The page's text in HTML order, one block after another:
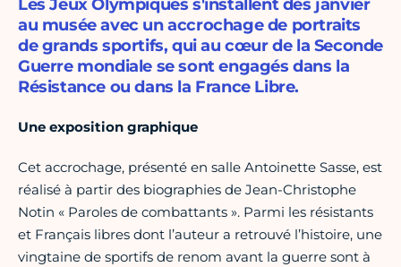
Les Jeux Olympiques s'installent dès janvier
au musée avec un accrochage de portraits
de grands sportifs, qui au cœur de la Seconde
Guerre mondiale se sont engagés dans la
Résistance ou dans la France Libre.
Une exposition graphique
Cet accrochage, présenté en salle Antoinette Sasse, est
réalisé à partir des biographies de Jean-Christophe
Notin « Paroles de combattants ». Parmi les résistants
et Français libres dont l’auteur a retrouvé l’histoire, une
vingtaine de sportifs de renom avant la guerre sont à